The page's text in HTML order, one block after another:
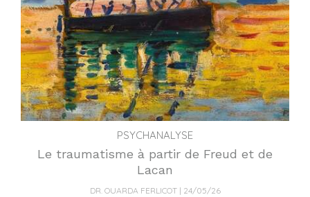
PSYCHANALYSE
Le traumatisme à partir de Freud et de
Lacan
DR. OUARDA FERLICOT
24/05/26